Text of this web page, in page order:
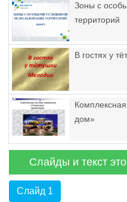
Зоны с
территорий
В гостях у
дом»
Слайды и текст
Слайд 1